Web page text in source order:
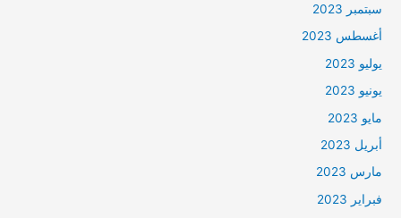
سبتمبر 2023
أغسطس 2023
يوليو 2023
يونيو 2023
مايو 2023
أبريل 2023
مارس 2023
فبراير 2023